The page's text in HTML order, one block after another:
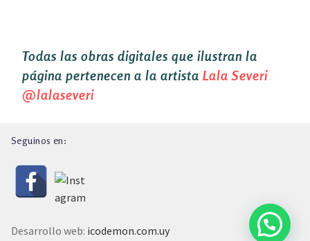
Todas las obras digitales que ilustran la
página pertenecen a la artista Lala Severi
@lalaseveri
Seguinos en:
Desarrollo web: icodemon.com.uy